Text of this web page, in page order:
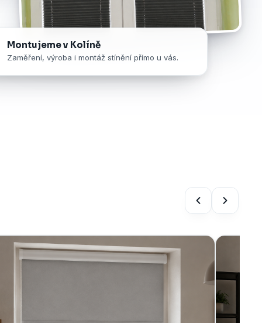
Montujeme v Kolíně
Zaměření, výroba i montáž stínění přímo u vás.